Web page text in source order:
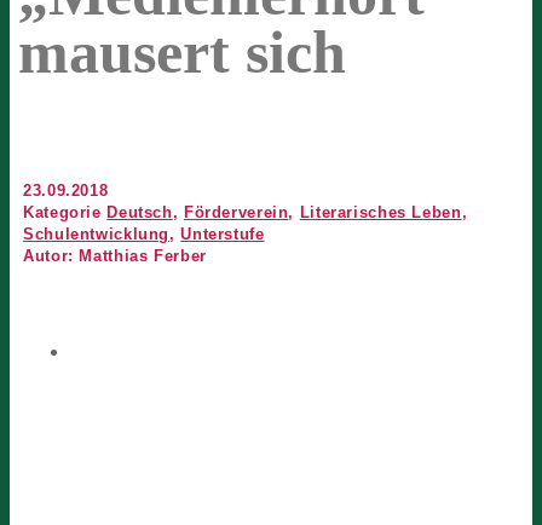
mausert sich
23.09.2018
Kategorie Deutsch, Förderverein, Literarisches Leben,
Schulentwicklung ,Unterstufe
Autor: Matthias Ferber